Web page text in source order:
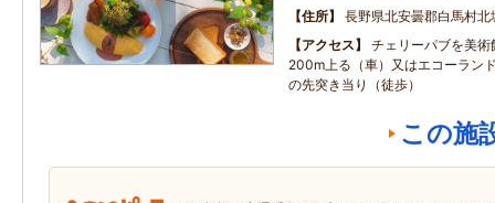
住所
長野県北安曇郡白馬村
アクセス
チェリーパブを美術
200m上る（車）又はエコーラン
の先突き当り（徒歩）
この施